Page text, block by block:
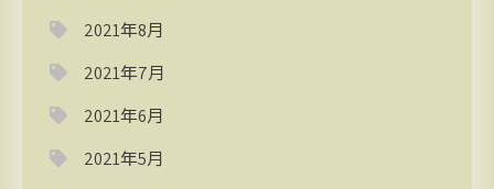
2021年8月
2021年7月
2021年6月
2021年5月